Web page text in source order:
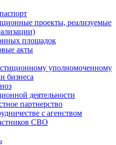
проекты, реализуемые
площадок
акты
уполномоченному
бизнеса
деятельности
партнерство
с агенством
СВО